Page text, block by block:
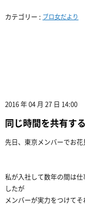
カテゴリー : ブロ女だより
2016 年 04 月 27 日 14:00
同じ時間を共有す
先日、東京メンバーでお花
私が入社して数年の間は
したが
メンバーが実力をつけて